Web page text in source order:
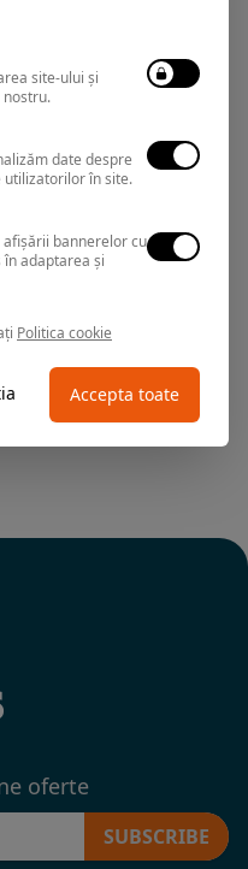
Rezervari si informatii
Rezervari si informatii
0374.347.708
oferte
SUBSCRIBE
site-ului și
date despre
utilizatorilor în site.
bannerelor cu
adaptarea și
Politica cookie
Accepta toate